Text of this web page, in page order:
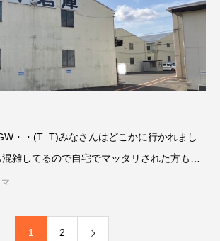
・・(T_T)みなさんはどこかに行かれまし
雑してるので自宅でマッタリされた方もい
1 2